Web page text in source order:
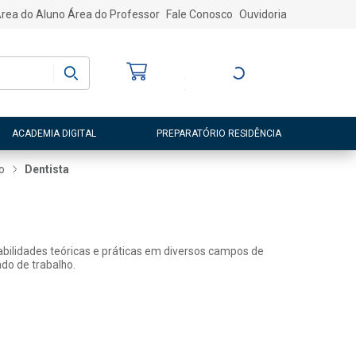
do Aluno Área do Professor Fale Conosco Ouvidoria
Entre ou Cadastre-
ACADEMIA DIGITAL PREPARATÓRIO RESIDÊNCIA
Dentista
teóricas e práticas em diversos campos de
de trabalho.